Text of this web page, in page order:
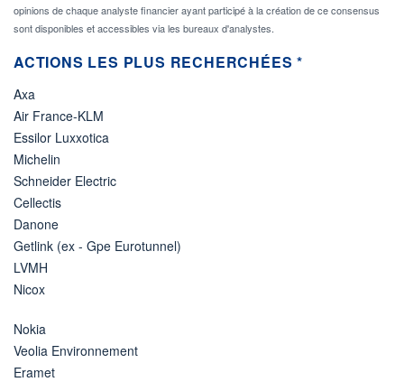
opinions de chaque analyste financier ayant participé à la création de ce consensus
sont disponibles et accessibles via les bureaux d'analystes.
ACTIONS LES PLUS RECHERCHÉES *
Axa
Air France-KLM
Essilor Luxxotica
Michelin
Schneider Electric
Cellectis
Danone
Getlink (ex - Gpe Eurotunnel)
LVMH
Nicox
Nokia
Veolia Environnement
Eramet